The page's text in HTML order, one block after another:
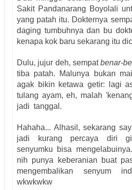
Sakit Pandanarang Boyolali
yang patah itu. Dokternya
daging tumbuhnya dan bu
kenapa kok baru sekarang itu
Dulu, jujur deh, sempatbenar-
tiba patah. Malunya bukan
agak bikin ketawa getir: lagi
tulang ayam, eh, malah
jadi tanggal.
Hahaha... Alhasil, sekarang
jadi kurang percaya diri
senyumku bisa
nih punya keberanian buat
mengembalikan senyum
wkwkwkw